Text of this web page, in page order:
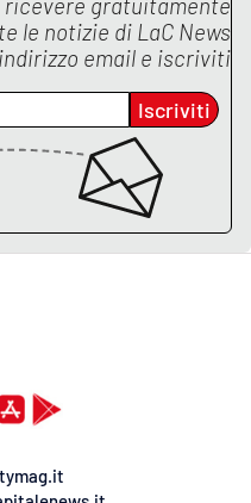
le notizie di LaC News
email e iscriviti
Iscriviti